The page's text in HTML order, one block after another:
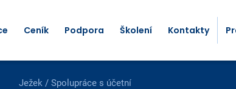
Ceník Podpora Školení Kontakty
Ježek/ Spolupráce s účetní